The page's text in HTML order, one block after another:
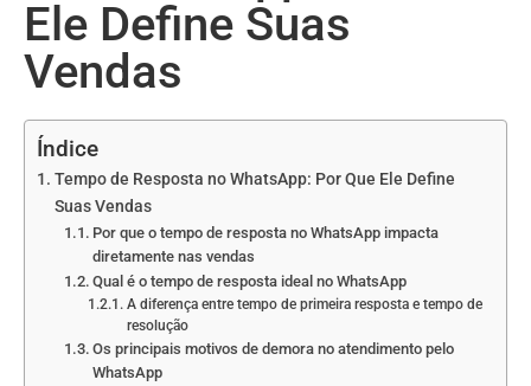
Ele Define Suas
Vendas
Índice
Tempo de Resposta no WhatsApp: Por Que Ele Define
Suas Vendas
Por que o tempo de resposta no WhatsApp impacta
diretamente nas vendas
Qual é o tempo de resposta ideal no WhatsApp
A diferença entre tempo de primeira resposta e tempo de
resolução
Os principais motivos de demora no atendimento pelo
WhatsApp